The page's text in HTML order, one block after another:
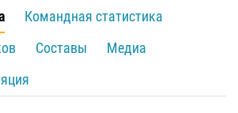
Командная статистика
Составы
Медиа